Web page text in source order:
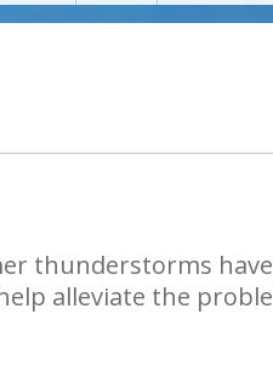
thunderstorms
alleviate the